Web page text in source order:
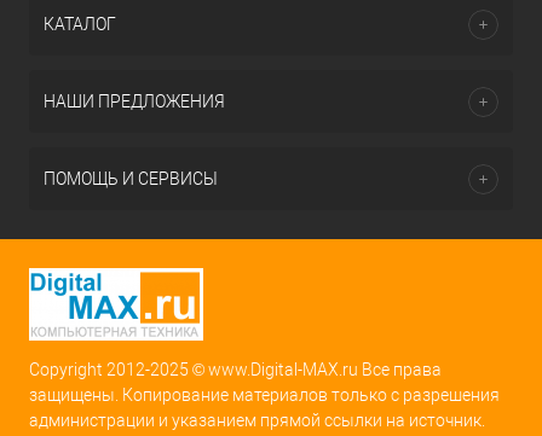
КАТАЛОГ
НАШИ ПРЕДЛОЖЕНИЯ
ПОМОЩЬ И СЕРВИСЫ
Copyright 2012-2025 © www.Digital-MAX.ru Все права
защищены. Копирование материалов только с разрешения
администрации и указанием прямой ссылки на источник.